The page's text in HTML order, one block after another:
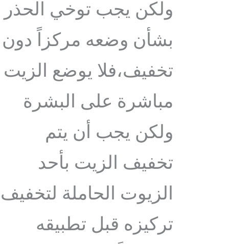
ولكن يجب توخي الحذر
بشأن وضعه مركزاً دون
تخفيف،فلا يوضع الزيت
مباشرة على البشرة
ولكن يجب أن يتم
تخفيف الزيت بأحد
الزيوت الحاملة لتخفيف
تركيزه قبل تطبيقه